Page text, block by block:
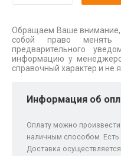
Обращаем Ваше внимание,
собой право менять
предварительного
информацию у
справочный характер и не
Информация об
Оплату можно
наличным способом.
Доставка